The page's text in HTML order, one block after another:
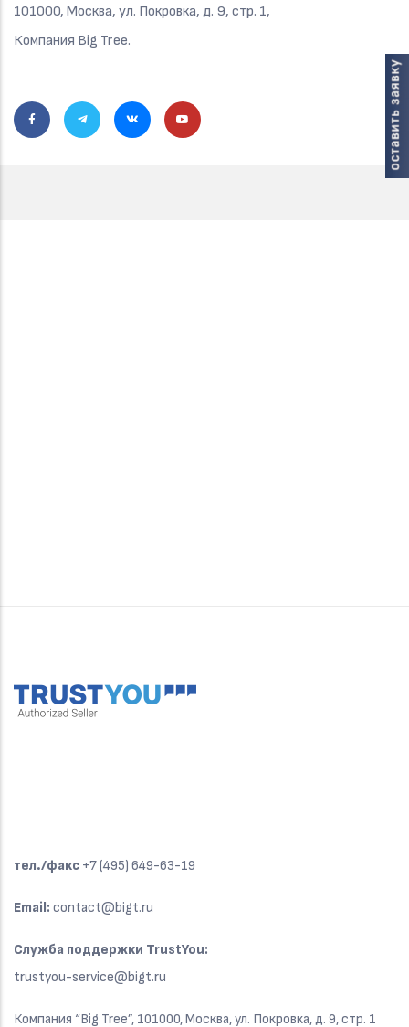
101000, Москва, ул. Покровка, д. 9, стр. 1,
Компания Big Tree.
тел./факс +7 (495) 649-63-19
Email: contact@bigt.ru
Служба поддержки TrustYou:
trustyou-service@bigt.ru
Компания “Big Tree”, 101000, Москва, ул. Покровка, д. 9, стр. 1